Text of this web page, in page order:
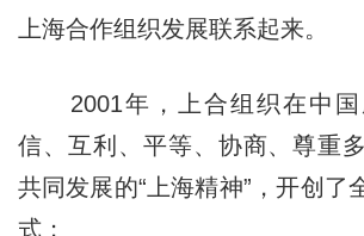
上海合作组织发展联系起来。
2001年，上合组织在中国
信、互利、平等、协商、尊重
共同发展的“上海精神”，开创了
式；